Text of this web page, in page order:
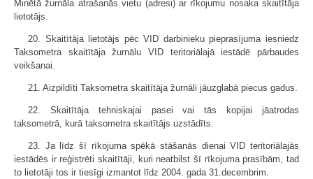
Minētā žurnāla atrašanās vietu (adresi) ar rīkojumu nosaka skaitītāja
lietotājs.
20. Skaitītāja lietotājs pēc VID darbinieku pieprasījuma iesniedz
Taksometra skaitītāja žurnālu VID teritoriālajā iestādē pārbaudes
veikšanai.
21. Aizpildīti Taksometra skaitītāja žurnāli jāuzglabā piecus gadus.
22. Skaitītāja tehniskajai pasei vai tās kopijai jāatrodas
taksometrā, kurā taksometra skaitītājs uzstādīts.
23. Ja līdz šī rīkojuma spēkā stāšanās dienai VID teritoriālajās
iestādēs ir reģistrēti skaitītāji, kuri neatbilst šī rīkojuma prasībām, tad
to lietotāji tos ir tiesīgi izmantot līdz 2004. gada 31.decembrim.